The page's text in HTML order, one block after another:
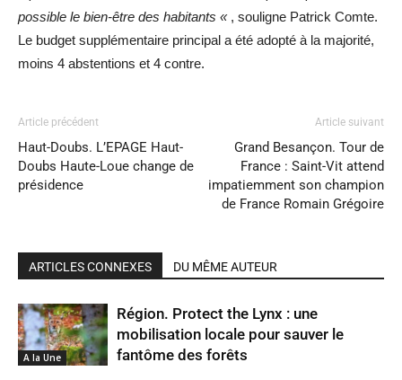
possible le bien-être des habitants « , souligne Patrick Comte.
Le budget supplémentaire principal a été adopté à la majorité,
moins 4 abstentions et 4 contre.
Article précédent
Haut-Doubs. L’EPAGE Haut-
Doubs Haute-Loue change de
présidence
Article suivant
Grand Besançon. Tour de
France : Saint-Vit attend
impatiemment son champion
de France Romain Grégoire
ARTICLES CONNEXES DU MÊME AUTEUR
A la Une
Région. Protect the Lynx : une
mobilisation locale pour sauver le
fantôme des forêts